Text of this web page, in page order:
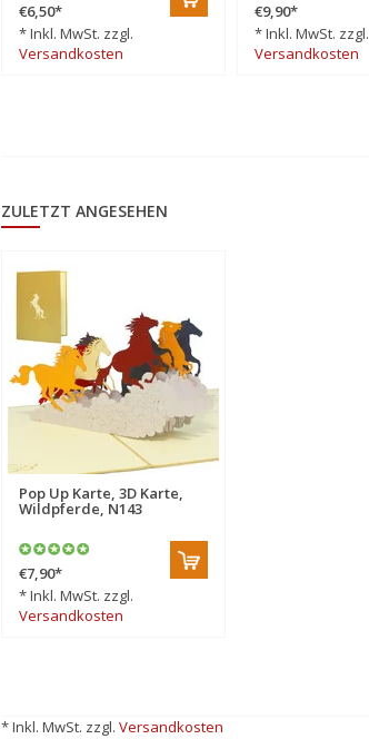
€6,50*
* Inkl. MwSt. zzgl.
Versandkosten
€9,90*
* Inkl. MwSt. zzgl.
Versandkosten
ZULETZT ANGESEHEN
Pop Up Karte, 3D Karte,
Wildpferde, N143
€7,90*
* Inkl. MwSt. zzgl.
Versandkosten
* Inkl. MwSt. zzgl. Versandkosten